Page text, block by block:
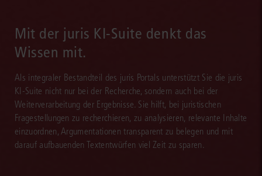
Mit der juris KI-Suite denkt das
Wissen mit.
Als integraler Bestandteil des juris Portals unterstützt Sie die juris
KI-Suite nicht nur bei der Recherche, sondern auch bei der
Weiterverarbeitung der Ergebnisse. Sie hilft, bei juristischen
Fragestellungen zu recherchieren, zu analysieren, relevante Inhalte
einzuordnen, Argumentationen transparent zu belegen und mit
darauf aufbauenden Textentwürfen viel Zeit zu sparen.